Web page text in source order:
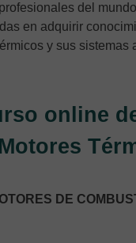
del
en adquirir
y sus
online
DE